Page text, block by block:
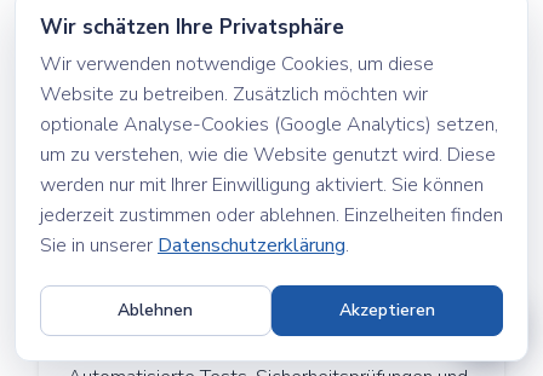
genauen Anforderungen, definieren
Benutzerabläufe und skizzieren die technische
Architektur.
UI/UX-Design & Prototyp: Interaktive
Bildschirm-Layouts und Designs, noch bevor die
erste Zeile Code geschrieben wird.
Full-Stack-Entwicklung: Saubere,
zuverlässige und leistungsstarke
Frontend.
Wir schätzen Ihre Privatsphäre
Wir verwenden notwendige Cookies, um diese
Website zu betreiben. Zusätzlich möchten wir
optionale Analyse-Cookies (Google Analytics) setzen,
um zu verstehen, wie die Website genutzt wird. Diese
werden nur mit Ihrer Einwilligung aktiviert. Sie können
jederzeit zustimmen oder ablehnen. Einzelheiten finden
Sie in unserer Datenschutzerklärung.
Ablehnen Akzeptieren